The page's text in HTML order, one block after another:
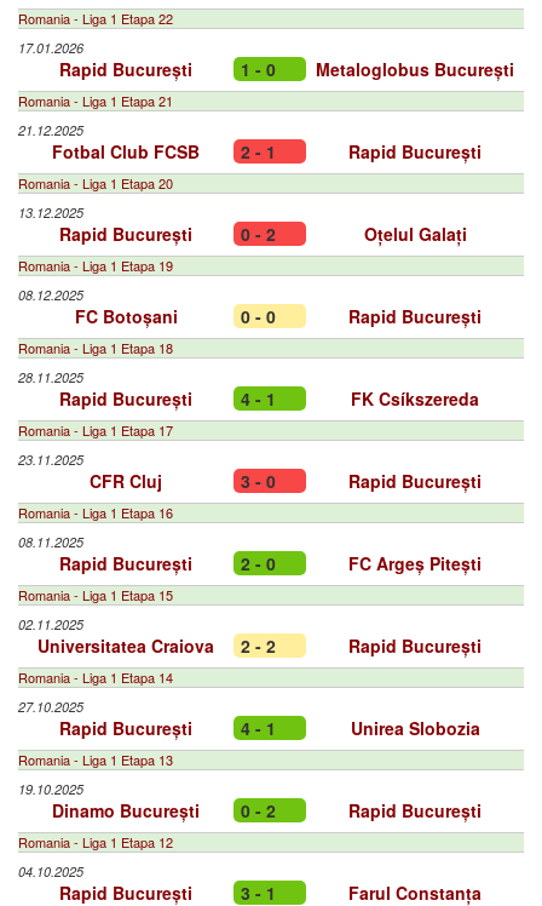
Romania - Liga 1 Etapa 22
17.01.2026
Rapid București 1 - 0 Metaloglobus București
Romania - Liga 1 Etapa 21
21.12.2025
Fotbal Club FCSB 2 - 1 Rapid București
Romania - Liga 1 Etapa 20
13.12.2025
Rapid București 0 - 2 Oțelul Galați
Romania - Liga 1 Etapa 19
08.12.2025
FC Botoșani 0 - 0 Rapid București
Romania - Liga 1 Etapa 18
28.11.2025
Rapid București 4 - 1 FK Csíkszereda
Romania - Liga 1 Etapa 17
23.11.2025
CFR Cluj 3 - 0 Rapid București
Romania - Liga 1 Etapa 16
08.11.2025
Rapid București 2 - 0 FC Argeș Pitești
Romania - Liga 1 Etapa 15
02.11.2025
Universitatea Craiova 2 - 2 Rapid București
Romania - Liga 1 Etapa 14
27.10.2025
Rapid București 4 - 1 Unirea Slobozia
Romania - Liga 1 Etapa 13
19.10.2025
Dinamo București 0 - 2 Rapid București
Romania - Liga 1 Etapa 12
04.10.2025
Rapid București 3 - 1 Farul Constanța